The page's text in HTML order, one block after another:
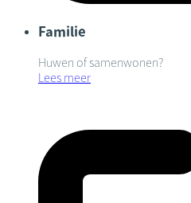
Familie
Huwen of samenwonen?
Lees meer